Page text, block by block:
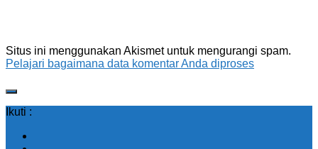
Situs ini menggunakan Akismet untuk mengurangi spam.
Pelajari bagaimana data komentar Anda diproses
Ikuti :